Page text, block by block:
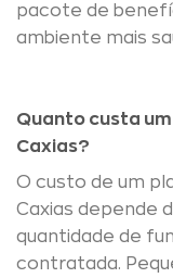
pacote de
ambiente mais
Quanto custa
Caxias?
O custo de um
Caxias depende
quantidade de
contratada.